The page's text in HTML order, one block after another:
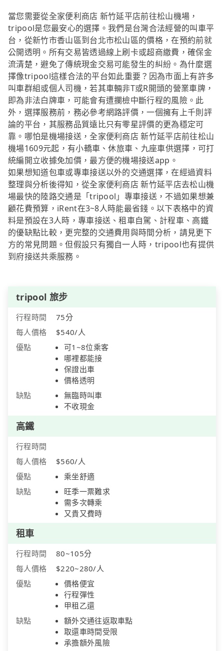
當您需要從全家便利商店 新竹延平店前往松山機場，
tripool是您最安心的選擇。我們是台灣合法經營的叫車平
台，從新竹市香山區到台北市松山區的價格，在預約前就
公開透明。所有交易皆透過線上刷卡或超商繳費，確保金
流清楚，避免了傳統現金交易可能發生的糾紛。為什麼選
擇像tripool這樣合法的平台如此重要？因為市面上有許多
叫車群組或個人司機，若其車輛非T或R開頭的營業車牌，
即為非法白牌車，可能會有遭攔檢中斷行程的風險。此
外，選擇服務前，務必參考網路評價，一個擁有上千則評
論的平台，其服務品質遠比只有零星評價的更為穩定可
靠。哪怕是機場接送，全家便利商店 新竹延平店前往松山
機場1609元起，有小轎車、休旅車、九座車供選擇，可打
統編開立收據免加價，最方便的機場接送app。
如果想知道包車或專車接送以外的交通選擇，在經過資料
整理與分析後得知，從全家便利商店 新竹延平店去松山機
場最快的陸路交通是「tripool」專車接送，不過如果想兼
顧花費預算，iRent在3~8人時能最省錢。以下表格中的資
料是預設在3人時，專車接送、租車自駕、計程車、高鐵
的優缺點比較，更完整的交通費用與時間分析，請見更下
方的常見問題。但假設只有獨自一人時，tripool也有提供
到府接送共乘服務。
tripool 旅步
行程時間
75分
每人價格
$540/人
優點
可1~8位乘客
哪裡都能接
保證出車
價格透明
缺點
無臨時叫車
不收現金
高鐵
行程時間
每人價格
$560/人
優點
乘坐舒適
缺點
旺季一票難求
需多次轉乘
又貴又費時
租車
行程時間
80~105分
每人價格
$220~280/人
優點
價格便宜
行程彈性
甲租乙還
缺點
額外交通往返取車點
取還車時間受限
承擔額外風險